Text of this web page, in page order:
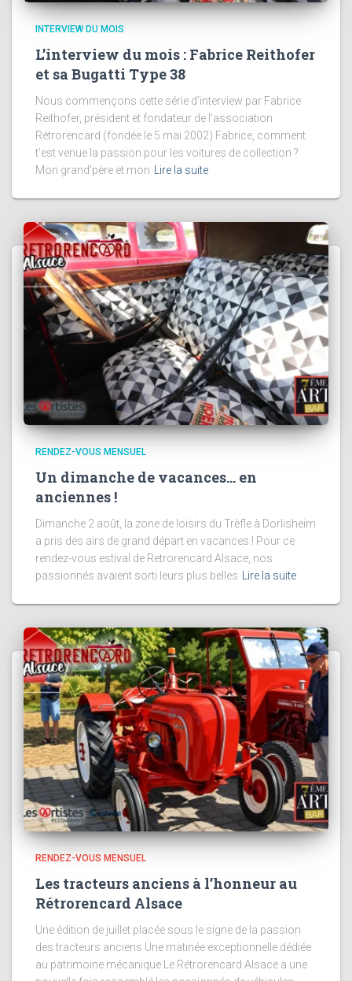
INTERVIEW DU MOIS
L’interview du mois : Fabrice Reithofer
et sa Bugatti Type 38
Nous commençons cette série d’interview par Fabrice
Reithofer, président et fondateur de l’association
Rétrorencard (fondée le 5 mai 2002) Fabrice, comment
t’est venue la passion pour les voitures de collection ?
Mon grand’père et mon
Lire la suite
RENDEZ-VOUS MENSUEL
Un dimanche de vacances… en
anciennes !
Dimanche 2 août, la zone de loisirs du Trèfle à Dorlisheim
a pris des airs de grand départ en vacances ! Pour ce
rendez-vous estival de Retrorencard Alsace, nos
passionnés avaient sorti leurs plus belles Lire la suite
RENDEZ-VOUS MENSUEL
Les tracteurs anciens à l’honneur au
Rétrorencard Alsace
Une édition de juillet placée sous le signe de la passion
des tracteurs anciens Une matinée exceptionnelle dédiée
au patrimoine mécanique Le Rétrorencard Alsace a une